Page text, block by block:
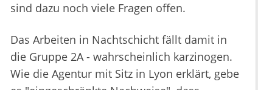
sind dazu noch viele Fragen offen.
Das Arbeiten in Nachtschicht fällt damit in
die Gruppe 2A - wahrscheinlich karzinogen.
Wie die Agentur mit Sitz in Lyon erklärt, gebe